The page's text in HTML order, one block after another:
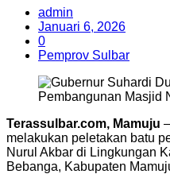
admin
Januari 6, 2026
0
Pemprov Sulbar
Terassulbar.com, Mamuju
melakukan peletakan batu
Nurul Akbar di Lingkungan
Bebanga, Kabupaten